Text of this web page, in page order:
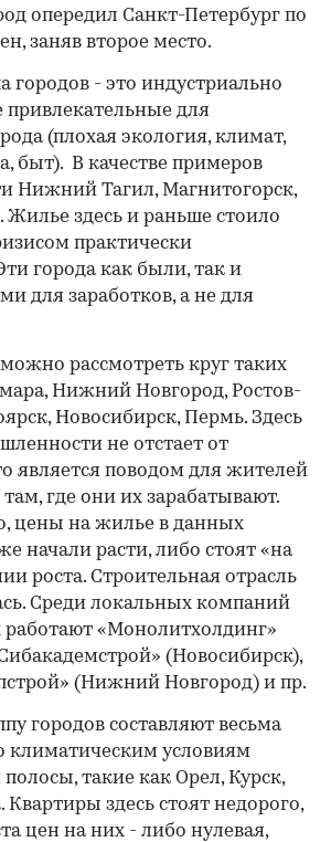
опередил Санкт-Петербург по
заняв второе место.
городов - это индустриально
привлекательные для
(плохая экология, климат,
быт). В качестве примеров
Нижний Тагил, Магнитогорск,
Жилье здесь и раньше стоило
практически
города как были, так и
для заработков, а не для
рассмотреть круг таких
Нижний Новгород, Ростов-
Новосибирск, Пермь. Здесь
не отстает от
является поводом для жителей
где они их зарабатывают.
цены на жилье в данных
начали расти, либо стоят «на
роста. Строительная отрасль
Среди локальных компаний
работают «Монолитхолдинг»
(Новосибирск),
(Нижний Новгород) и пр.
городов составляют весьма
климатическим условиям
такие как Орел, Курск,
Квартиры здесь стоят недорого,
цен на них - либо нулевая,